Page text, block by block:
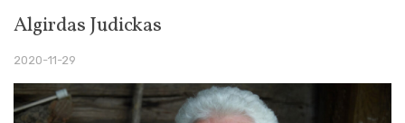
Algirdas Judickas
2020-11-29